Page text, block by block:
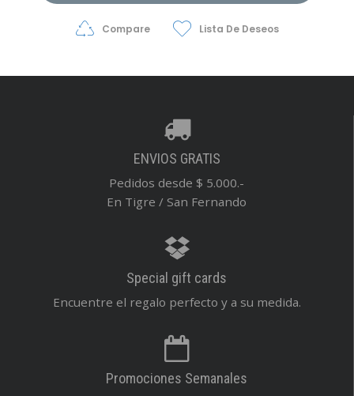
Compare Lista De Deseos
ENVIOS GRATIS
Pedidos desde $ 5.000.-
En Tigre / San Fernando
Special gift cards
Encuentre el regalo perfecto y a su medida.
Promociones Semanales